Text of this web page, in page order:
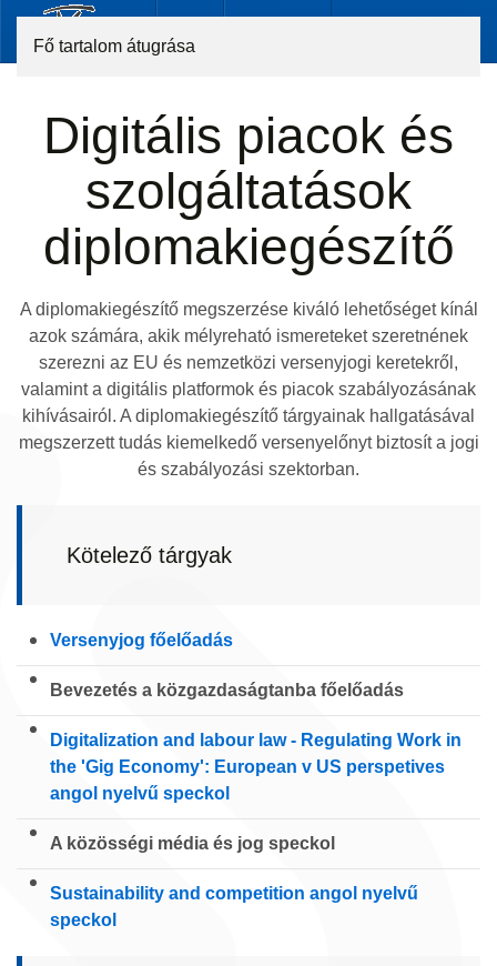
Fő tartalom átugrása
Digitális piacok és
szolgáltatások
diplomakiegészítő
A diplomakiegészítő megszerzése kiváló lehetőséget kínál
azok számára, akik mélyreható ismereteket szeretnének
szerezni az EU és nemzetközi versenyjogi keretekről,
valamint a digitális platformok és piacok szabályozásának
kihívásairól. A diplomakiegészítő tárgyainak hallgatásával
megszerzett tudás kiemelkedő versenyelőnyt biztosít a jogi
és szabályozási szektorban.
Kötelező tárgyak
Versenyjog főelőadás
Bevezetés a közgazdaságtanba főelőadás
Digitalization and labour law - Regulating Work in
the 'Gig Economy': European v US perspetives
angol nyelvű speckol
A közösségi média és jog speckol
Sustainability and competition angol nyelvű
speckol